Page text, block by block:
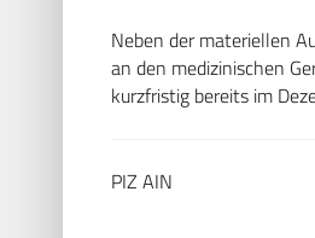
Neben der materiellen
an den medizinischen
kurzfristig bereits im
PIZ AIN